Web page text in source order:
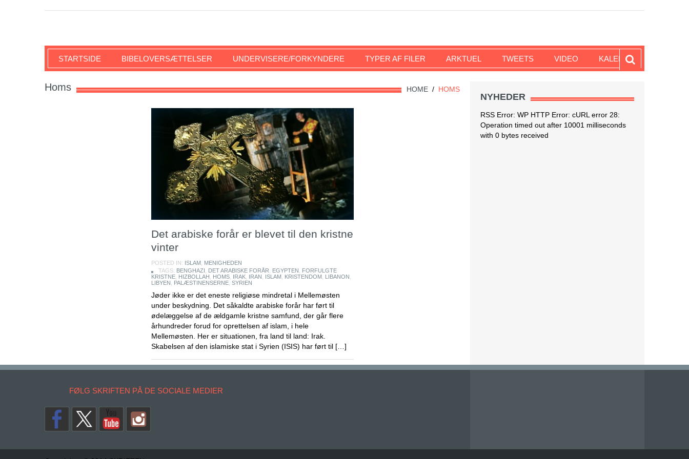
SKRIFTEN
STARTSIDE BIBELOVERSÆTTELSER UNDERVISERE/FORKYNDERE TYPER AF FILER ARKTUEL TWEETS VIDEO KALENDER
HOME / HOMS
Homs
Det arabiske forår er blevet til den kristne
vinter
POSTED IN: ISLAM, MENIGHEDEN
TAGS: BENGHAZI DET ARABISKE FORÅR EGYPTEN
FORFULGTE
KRISTNE, HIZBOLLAH HOMS, IRAK, IRAN ISLAM, KRISTENDOM, LIBANON
LIBYEN
PALÆSTINENSERNE, SYRIEN
Jøder ikke er det eneste religiøse mindretal i Mellemøsten
under beskydning. Det såkaldte arabiske forår har ført til
ødelæggelse af de ældgamle kristne samfund, der går flere
århundreder forud for oprettelsen af islam, i hele
Mellemøsten. Her er situationen, fra land til land: Irak.
Skabelsen af ​​den islamiske stat i Syrien (ISIS) har ført til […]
NYHEDER
RSS Error: WP HTTP Error: cURL error 28:
Operation timed out after 10001 milliseconds
with 0 bytes received
FØLG SKRIFTEN PÅ DE SOCIALE MEDIER